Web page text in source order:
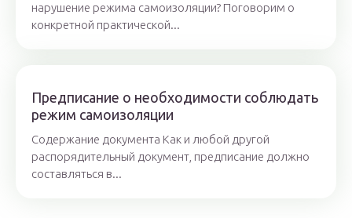
нарушение режима самоизоляции? Поговорим о
конкретной практической...
Предписание о необходимости соблюдать
режим самоизоляции
Содержание документа Как и любой другой
распорядительный документ, предписание должно
составляться в...